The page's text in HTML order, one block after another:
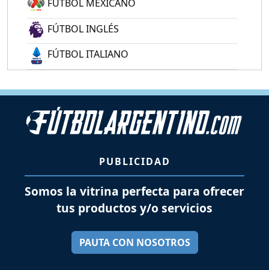
FÚTBOL MEXICANO
FÚTBOL INGLÉS
FÚTBOL ITALIANO
PUBLICIDAD
Somos la vitrina perfecta para ofrecer
tus productos y/o servicios
PAUTA CON NOSOTROS